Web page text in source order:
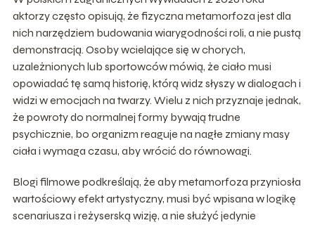
aktorzy często opisują, że fizyczna metamorfoza jest dla
nich narzędziem budowania wiarygodności roli, a nie pustą
demonstracją. Osoby wcielające się w chorych,
uzależnionych lub sportowców mówią, że ciało musi
opowiadać tę samą historię, którą widz słyszy w dialogach i
widzi w emocjach na twarzy. Wielu z nich przyznaje jednak,
że powroty do normalnej formy bywają trudne
psychicznie, bo organizm reaguje na nagłe zmiany masy
ciała i wymaga czasu, aby wrócić do równowagi.
Blogi filmowe podkreślają, że aby metamorfoza przyniosła
wartościowy efekt artystyczny, musi być wpisana w logikę
scenariusza i reżyserską wizję, a nie służyć jedynie